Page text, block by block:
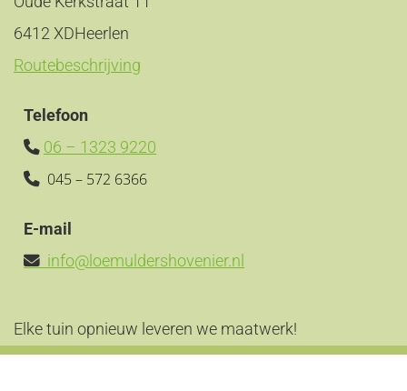
6412 XDHeerlen
Routebeschrijving
Telefoon
 06 – 1323 9220
 045 – 572 6366
E-mail
 info@loemuldershovenier.nl
Elke tuin opnieuw leveren we maatwerk!